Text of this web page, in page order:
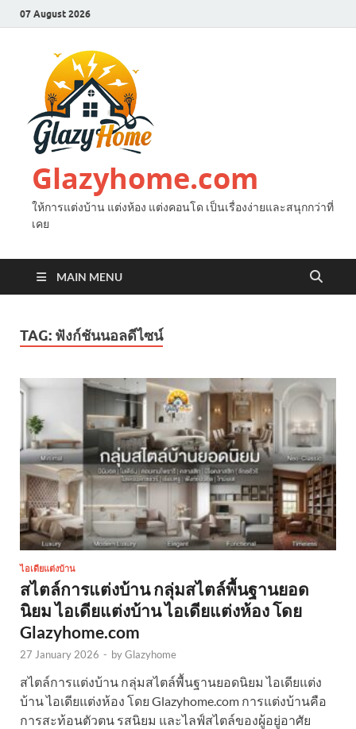
07 August 2026
Glazyhome.com
ให้การแต่งบ้าน แต่งห้อง แต่งคอนโด เป็นเรื่องง่ายและสนุกกว่าที่
เคย
MAIN MENU
TAG: ฟังก์ชันนอลดีไซน์
ไอเดียแต่งบ้าน
สไตล์การแต่งบ้าน กลุ่มสไตล์พื้นฐานยอด
นิยม ไอเดียแต่งบ้าน ไอเดียแต่งห้อง โดย
Glazyhome.com
27 January 2026 - byGlazyhome
สไตล์การแต่งบ้าน กลุ่มสไตล์พื้นฐานยอดนิยม ไอเดียแต่ง
บ้าน ไอเดียแต่งห้อง โดย Glazyhome.com การแต่งบ้านคือ
การสะท้อนตัวตน รสนิยม และไลฟ์สไตล์ของผู้อยู่อาศัย